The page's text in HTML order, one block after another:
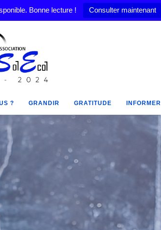
Bonne lecture ! Consulter maintenant
? GRANDIR GRATITUDE INFORMER